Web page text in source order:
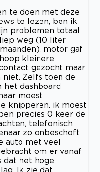
te doen met deze
te lezen, ben ik
problemen totaal
weg (10 liter
motor gaf
kleinere
gezocht maar
niet. Zelfs toen de
het dashboard
moest
knipperen, ik moest
precies 0 keer de
telefonisch
zo onbeschoft
auto met veel
om er vanaf
dat het hoge
Ik zie dat